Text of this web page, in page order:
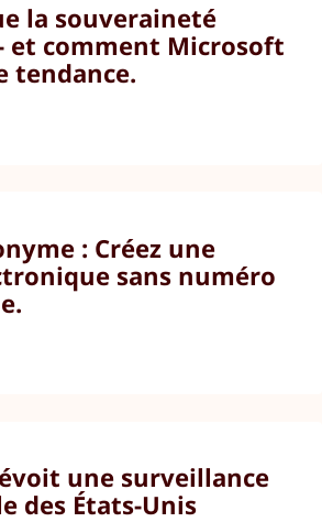
la souveraineté
et comment Microsoft
tendance.
: Créez une
sans numéro
une surveillance
des États-Unis